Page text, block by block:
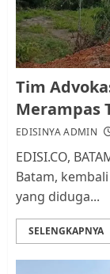
1
Tim
Merampas
EDISINYA ADMIN
EDISI.CO,
Batam,
yang diduga...
SELENGKAPNYA